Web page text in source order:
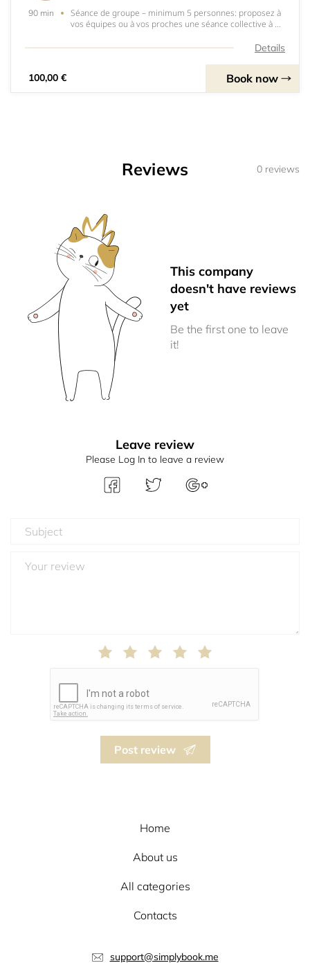
90 min
Séance de groupe – minimum 5 personnes: proposez à
vos équipes ou à vos proches une séance collective à 20
dégressifs sur devis pour les groupes plus importants.
Details
100,00 € Book now
Reviews 0 reviews
This company
doesn't have reviews
yet
Be the first one to leave
it!
Leave review
Please Log In to leave a review
Post review
Home
About us
All categories
Contacts
support@simplybook.me